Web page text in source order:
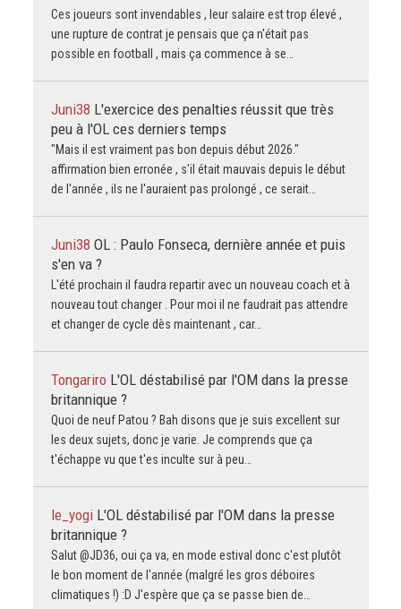
Ces joueurs sont invendables , leur salaire est trop élevé ,
une rupture de contrat je pensais que ça n'était pas
possible en football , mais ça commence à se…
Juni38 L'exercice des penalties réussit que très
peu à l'OL ces derniers temps
"Mais il est vraiment pas bon depuis début 2026."
affirmation bien erronée , s'il était mauvais depuis le début
de l'année , ils ne l'auraient pas prolongé , ce serait…
Juni38 OL : Paulo Fonseca, dernière année et puis
s'en va ?
L'été prochain il faudra repartir avec un nouveau coach et à
nouveau tout changer . Pour moi il ne faudrait pas attendre
et changer de cycle dès maintenant , car…
Tongariro L'OL déstabilisé par l'OM dans la presse
britannique ?
Quoi de neuf Patou ? Bah disons que je suis excellent sur
les deux sujets, donc je varie. Je comprends que ça
t'échappe vu que t'es inculte sur à peu…
le_yogi L'OL déstabilisé par l'OM dans la presse
britannique ?
Salut @JD36, oui ça va, en mode estival donc c'est plutôt
le bon moment de l'année (malgré les gros déboires
climatiques !) :D J'espère que ça se passe bien de…